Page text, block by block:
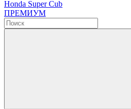
Honda Super Cub
ПРЕМИУМ